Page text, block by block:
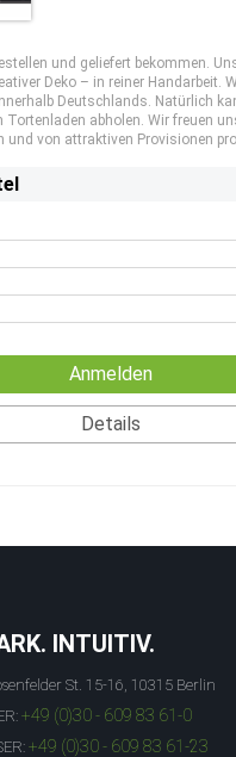
und geliefert bekommen.
Deko – in reiner Handarbeit.
Deutschlands. Natürlich
Tortenladen abholen. Wir freuen
und von attraktiven Provisionen
Anmelden
Details
INTUITIV.
St. 15-16, 10315 Berlin
+49 (0)30 - 609 83 61-0
+49 (0)30 - 609 83 61-23